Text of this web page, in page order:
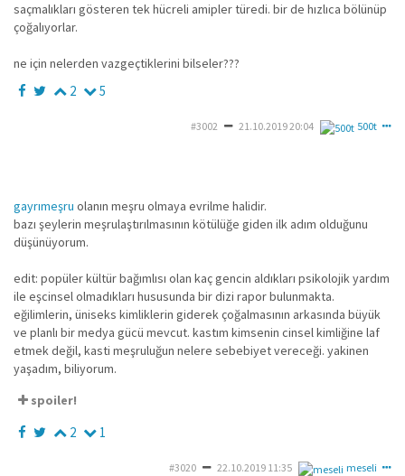
saçmalıkları gösteren tek hücreli amipler türedi. bir de hızlıca bölünüp
çoğalıyorlar.
ne için nelerden vazgeçtiklerini bilseler???
2 5
#3002 21.10.2019 20:04 500t
gayrımeşru olanın meşru olmaya evrilme halidir.
bazı şeylerin meşrulaştırılmasının kötülüğe giden ilk adım olduğunu
düşünüyorum.
edit: popüler kültür bağımlısı olan kaç gencin aldıkları psikolojik yardım
ile eşcinsel olmadıkları hususunda bir dizi rapor bulunmakta.
eğilimlerin, üniseks kimliklerin giderek çoğalmasının arkasında büyük
ve planlı bir medya gücü mevcut. kastım kimsenin cinsel kimliğine laf
etmek değil, kasti meşruluğun nelere sebebiyet vereceği. yakinen
yaşadım, biliyorum.
spoiler!
2 1
#3020 22.10.2019 11:35 meseli